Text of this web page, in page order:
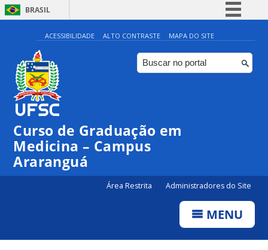
BRASIL
Simplifique!
Comunica BR
Participe
Canais
ACESSIBILIDADE ALTO CONTRASTE MAPA DO SITE
Curso de Graduação em
Medicina – Campus
Araranguá
Área Restrita Administradores do Site
MENU